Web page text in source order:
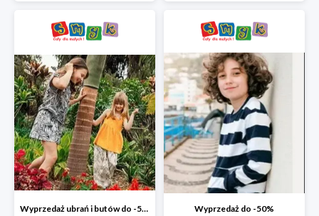
Wyprzedaż ubrań i butów do -50% Wyprzedaż do -50%